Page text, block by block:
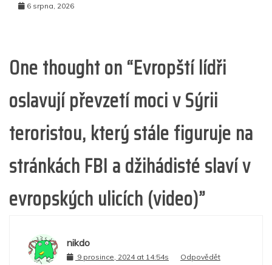
6 srpna, 2026
One thought on “Evropští lídři
oslavují převzetí moci v Sýrii
teroristou, který stále figuruje na
stránkách FBI a džihádisté slaví v
evropských ulicích (video)”
nikdo
9 prosince, 2024 at 14:54s Odpovědět